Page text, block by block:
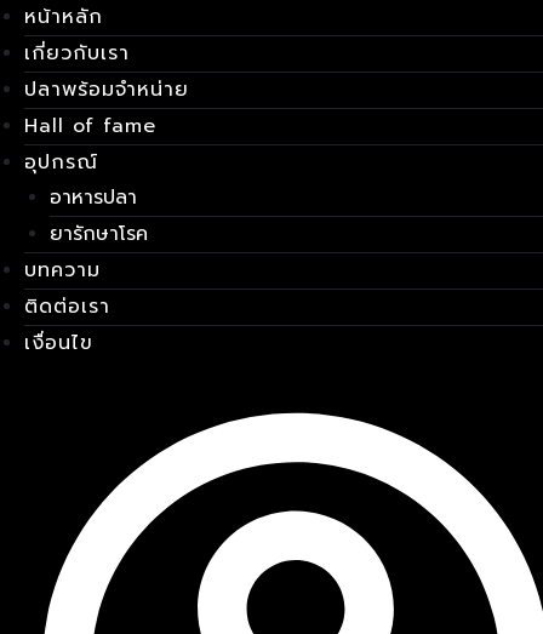
Skip
to
content
หน้าหลัก
เกี่ยวกับเรา
ปลาพร้อมจำหน่าย
Hall of fame
อุปกรณ์
อาหารปลา
ยารักษาโรค
บทความ
ติดต่อเรา
เงื่อนไข
เมนู